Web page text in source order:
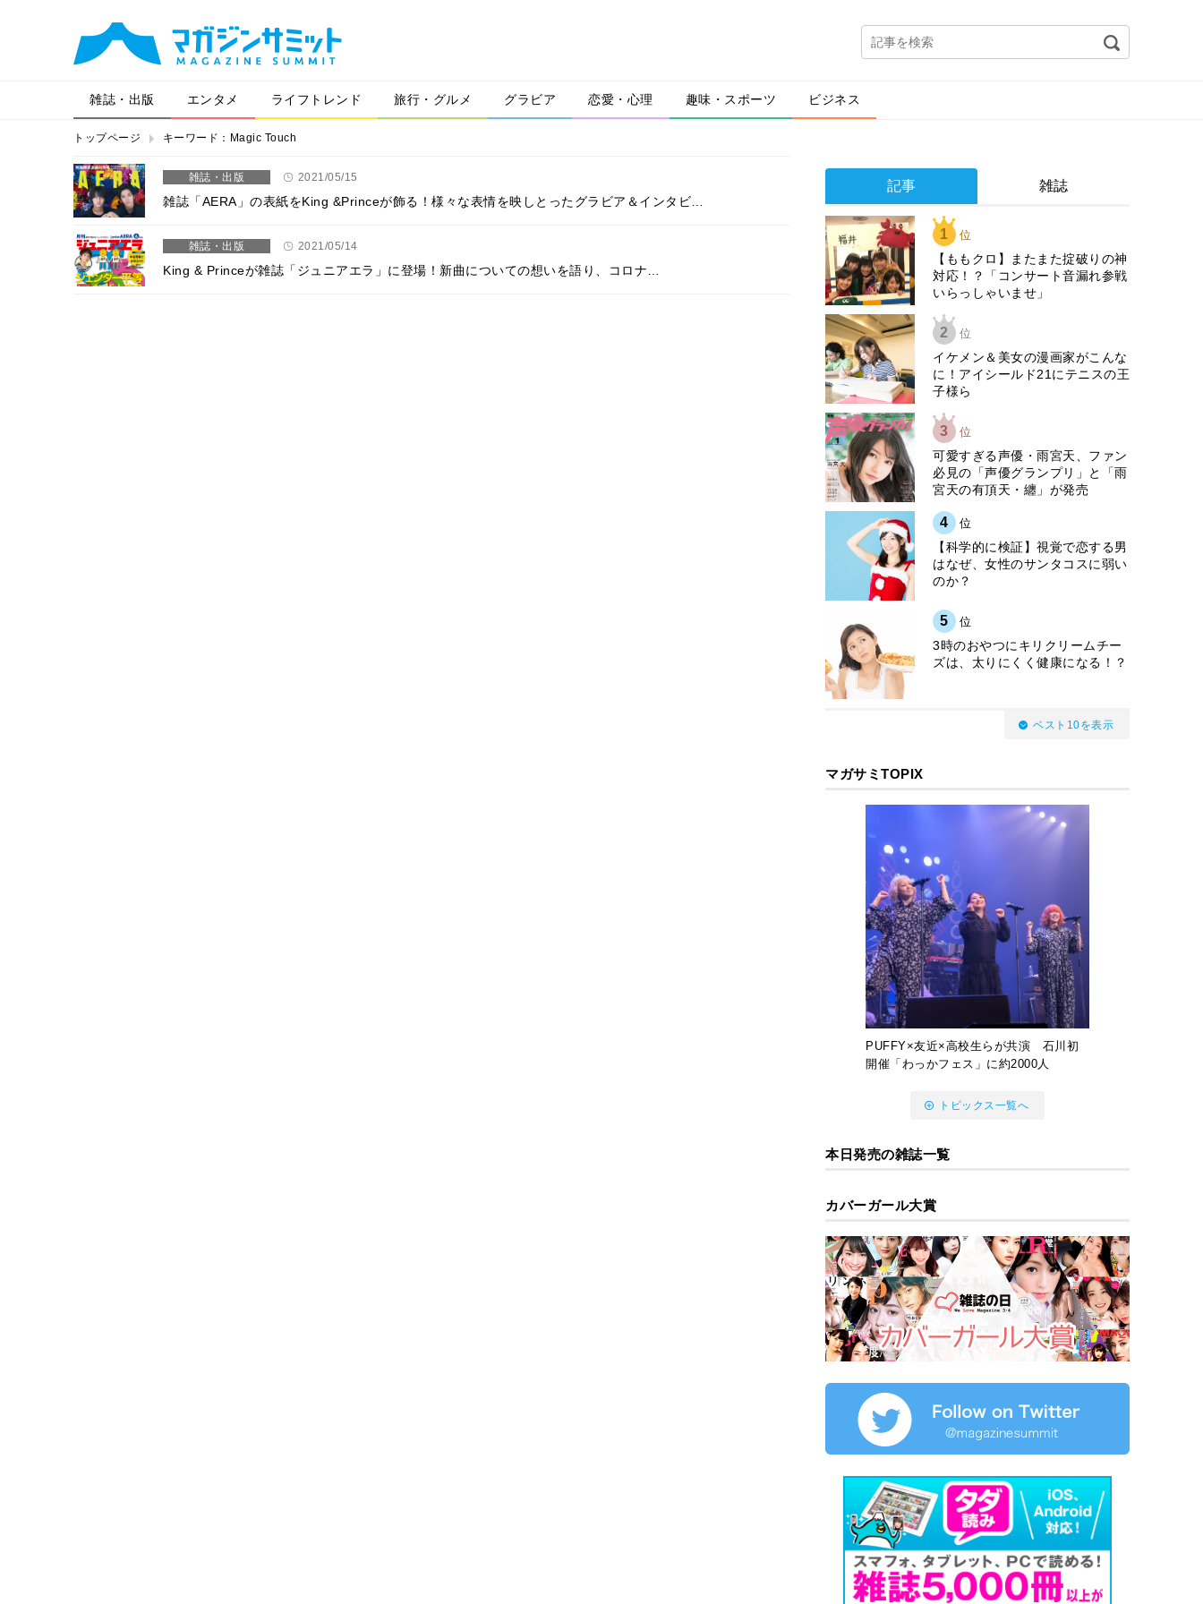
雑誌・出版 エンタメ ライフトレンド 旅行・グルメ グラビア 恋愛・心理 趣味・スポーツ ビジネス
トップページ キーワード：Magic Touch
雑誌・出版 2021/05/15
雑誌「AERA」の表紙をKing &Princeが飾る！様々な表情を映しとったグラビア＆インタビ…
雑誌・出版 2021/05/14
King & Princeが雑誌「ジュニアエラ」に登場！新曲についての想いを語り、コロナ…
記事 雑誌
1 位
【ももクロ】またまた掟破りの神
対応！？「コンサート音漏れ参戦
いらっしゃいませ」
2 位
イケメン＆美女の漫画家がこんな
に！アイシールド21にテニスの王
子様ら
3 位
可愛すぎる声優・雨宮天、ファン
必見の「声優グランプリ」と「雨
宮天の有頂天・纏」が発売
4 位
【科学的に検証】視覚で恋する男
はなぜ、女性のサンタコスに弱い
のか？
5 位
3時のおやつにキリクリームチー
ズは、太りにくく健康になる！？
ベスト10を表示
マガサミTOPIX
PUFFY×友近×高校生らが共演 石川初
開催「わっかフェス」に約2000人
トピックス一覧へ
本日発売の雑誌一覧
カバーガール大賞